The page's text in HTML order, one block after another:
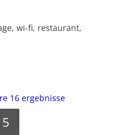
wi-fi, restaurant,
16 ergebnisse
5